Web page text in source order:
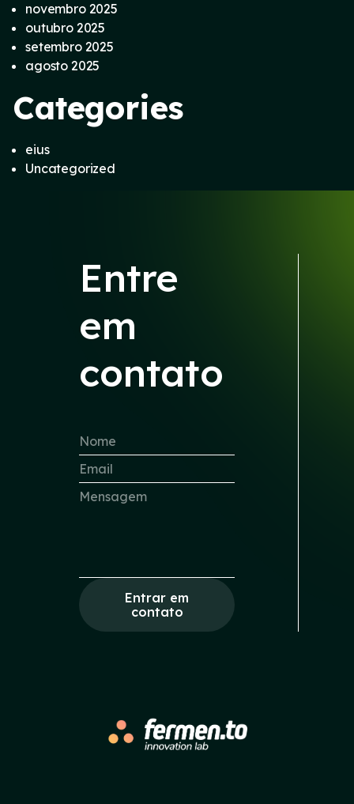
novembro 2025
outubro 2025
setembro 2025
agosto 2025
Categories
eius
Uncategorized
Entre
em
contato
Entrar em
contato